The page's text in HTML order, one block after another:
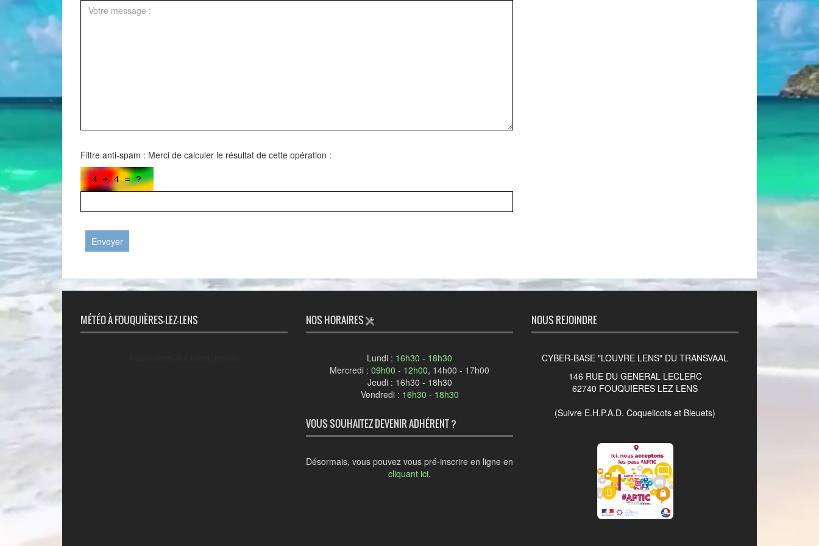
Filtre anti-spam : Merci de calculer le résultat de cette opération :
MÉTÉO À FOUQUIÈRES-LEZ-LENS NOS HORAIRES
Lundi : 16h30 - 18h30
Mercredi : 09h00 - 12h00, 14h00 - 17h00
Jeudi : 16h30 - 18h30
Vendredi : 16h30 - 18h30
VOUS SOUHAITEZ DEVENIR ADHÉRENT ?
Désormais, vous pouvez vous pré-inscrire en ligne en
cliquant ici.
NOUS REJOINDRE
CYBER-BASE "LOUVRE LENS" DU TRANSVAAL
146 RUE DU GENERAL LECLERC
62740 FOUQUIERES LEZ LENS
(Suivre E.H.P.A.D. Coquelicots et Bleuets)